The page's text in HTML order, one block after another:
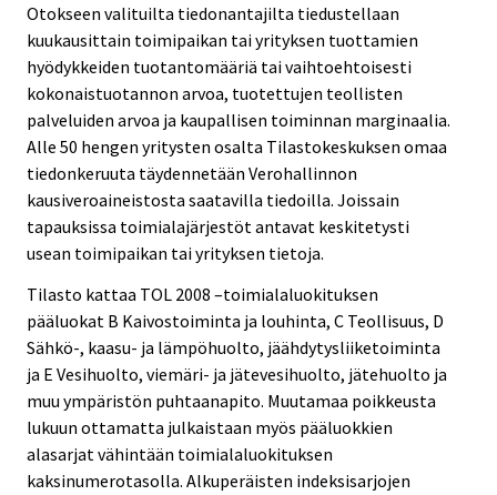
Otokseen valituilta tiedonantajilta tiedustellaan
kuukausittain toimipaikan tai yrityksen tuottamien
hyödykkeiden tuotantomääriä tai vaihtoehtoisesti
kokonaistuotannon arvoa, tuotettujen teollisten
palveluiden arvoa ja kaupallisen toiminnan marginaalia.
Alle 50 hengen yritysten osalta Tilastokeskuksen omaa
tiedonkeruuta täydennetään Verohallinnon
kausiveroaineistosta saatavilla tiedoilla. Joissain
tapauksissa toimialajärjestöt antavat keskitetysti
usean toimipaikan tai yrityksen tietoja.
Tilasto kattaa TOL 2008 –toimialaluokituksen
pääluokat B Kaivostoiminta ja louhinta, C Teollisuus, D
Sähkö-, kaasu- ja lämpöhuolto, jäähdytysliiketoiminta
ja E Vesihuolto, viemäri- ja jätevesihuolto, jätehuolto ja
muu ympäristön puhtaanapito. Muutamaa poikkeusta
lukuun ottamatta julkaistaan myös pääluokkien
alasarjat vähintään toimialaluokituksen
kaksinumerotasolla. Alkuperäisten indeksisarjojen